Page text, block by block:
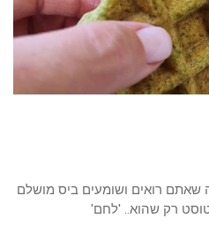
שאתם רואים ושומעים ביס מושלם
רק שהוא.. 'לחם'